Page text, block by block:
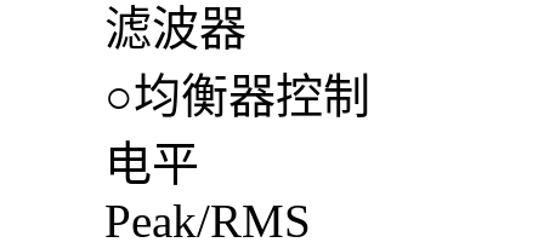
滤波器
○均衡器控制
电平
Peak/RMS